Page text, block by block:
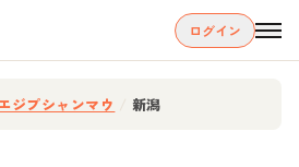
ログイン
ジプシャンマウ 新潟